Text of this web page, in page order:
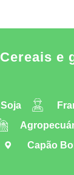
Cereais e
Soja
Capão